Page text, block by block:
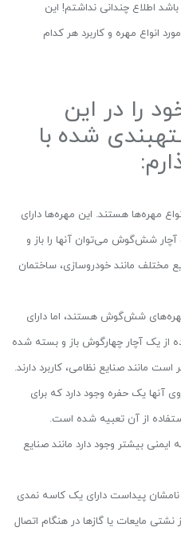
اطلاع چندانی نداشتم! این
انواع مهره و کاربرد هر کدام
را در این
شده با
مهره‌ها هستند. این مهره‌ها دارای
شش‌گوش می‌توان آنها را باز و
مانند خودروسازی، ساختمان
شش‌گوش هستند، اما دارای
از یک آچار چهارگوش باز و بسته شده
مانند صنایع نظامی، کاربرد دارند.
آنها یک حفره وجود دارد که برای
از آن تعبیه شده است.
بیشتر وجود دارد مانند صنایع
پیداست دارای یک کاسه نمدی
مایعات یا گازها در هنگام اتصال